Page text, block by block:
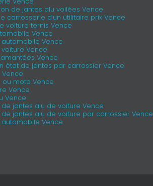
de jantes alu voilées Vence
carrosserie d'un utilitaire prix Vence
voiture ternis Vence
Vence
Vence
Vence
Vence
état de jantes par carrossier Vence
ou moto Vence
Vence
Vence
jantes alu de voiture Vence
jantes alu de voiture par carrossier Vence
Vence